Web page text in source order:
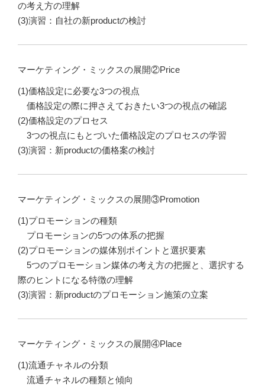
の考え方の理解
(3)演習：自社の新productの検討
マーケティング・ミックスの展開②Price
(1)価格設定に必要な3つの視点
価格設定の際に押さえておきたい3つの視点の確認
(2)価格設定のプロセス
3つの視点にもとづいた価格設定のプロセスの学習
(3)演習：新productの価格案の検討
マーケティング・ミックスの展開③Promotion
(1)プロモーションの種類
プロモーションの5つの体系の把握
(2)プロモーションの媒体別ポイントと選択要素
5つのプロモーション媒体の考え方の把握と、選択する
際のヒントになる特徴の理解
(3)演習：新productのプロモーション施策の立案
マーケティング・ミックスの展開④Place
(1)流通チャネルの分類
流通チャネルの種類と傾向